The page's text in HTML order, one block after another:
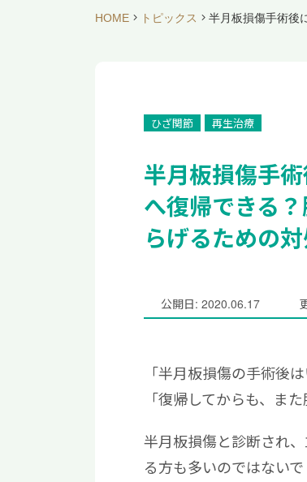
HOME トピックス 半月板損傷手術後
ひざ関節 再生治療
半月板損傷手
へ復帰できる
らげるための
公開日: 2020.06.17
「半月板損傷の手術後
「復帰してからも、ま
半月板損傷と診断され
る方も多いのではないで